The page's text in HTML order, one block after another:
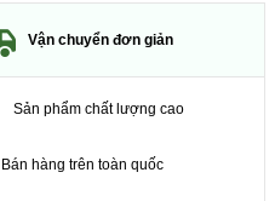
Vận chuyển đơn giản
Sản phẩm chất lượng cao
Bán hàng trên toàn quốc